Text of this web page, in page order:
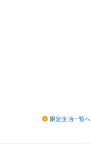
限定企画一覧へ